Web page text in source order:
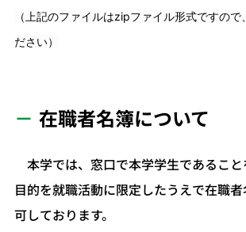
（上記のファイルはzipファイル形式ですので
ださい）
在職者名簿について
本学では、窓口で本学学生であるこ
目的を就職活動に限定したうえで在職
可しております。